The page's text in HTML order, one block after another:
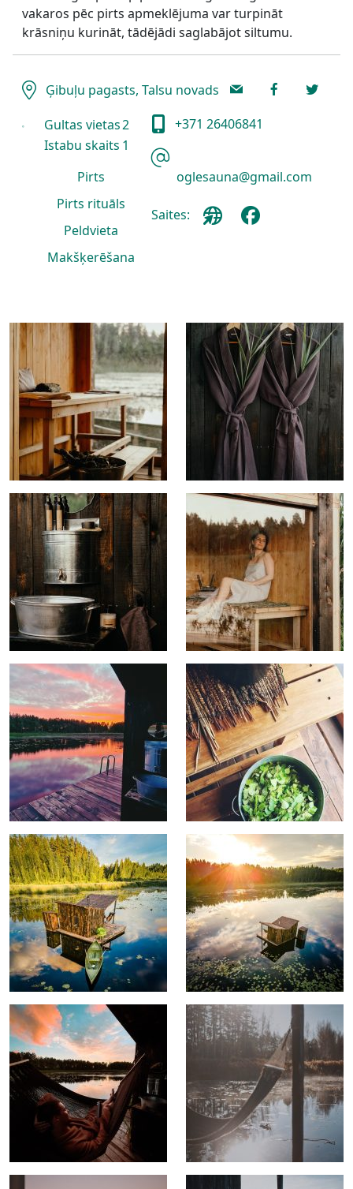
vakaros pēc pirts apmeklējuma var turpināt
krāsniņu kurināt, tādējādi saglabājot siltumu.
Ģibuļu pagasts, Talsu novads
Gultas vietas2
Istabu skaits 1
Pirts
Pirts rituāls
Peldvieta
Makšķerēšana
+371 26406841
oglesauna@gmail.com
Saites: